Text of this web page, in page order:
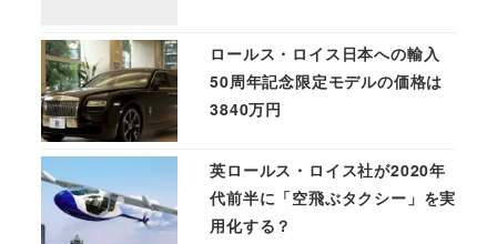
ロールス・ロイス日本への輸入
50周年記念限定モデルの価格は
3840万円
英ロールス・ロイス社が2020年
代前半に「空飛ぶタクシー」を実
用化する？